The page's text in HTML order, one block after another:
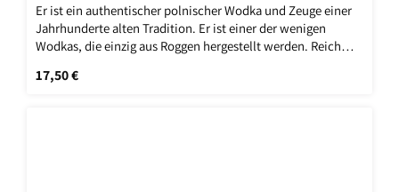
Er ist ein authentischer polnischer Wodka und Zeuge einer
Jahrhunderte alten Tradition. Er ist einer der wenigen
Wodkas, die einzig aus Roggen hergestellt werden. Reich
hat aber auch eine Noten von weisser Schokolade und
Regulärer Preis:
17,50 €